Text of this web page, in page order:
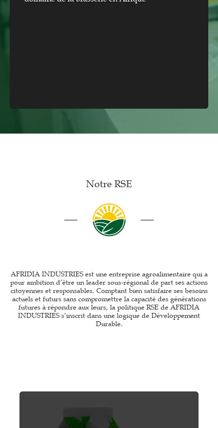
Notre RSE
AFRIDIA INDUSTRIES est une entreprise agroalimentaire qui a
pour ambition d’être un leader sous-régional de part ses actions
citoyennes et responsables. Comptant bien satisfaire ses besoins
actuels et futurs sans compromettre la capacité des générations
futures à répondre aux leurs, la politique RSE de AFRIDIA
INDUSTRIES s’inscrit dans une logique de Développement
Durable.